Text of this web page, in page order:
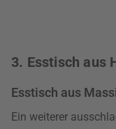
3. Esstisch aus
Esstisch aus
Ein weiterer